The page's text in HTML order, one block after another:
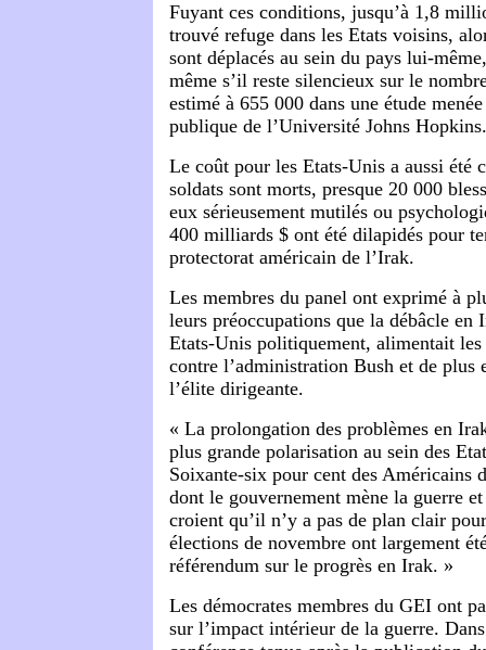
Fuyant ces conditions, jusqu’à 1,8
trouvé refuge dans les Etats voisins,
sont déplacés au sein du pays lui-
même s’il reste silencieux sur le
estimé à 655 000 dans une étude
publique de l’Université Johns Hopkins.
Le coût pour les Etats-Unis a aussi été
soldats sont morts, presque 20 000
eux sérieusement mutilés ou
400 milliards $ ont été dilapidés pour
protectorat américain de l’Irak.
Les membres du panel ont exprimé à
leurs préoccupations que la débâcle en
Etats-Unis politiquement, alimentait
contre l’administration Bush et de plus
l’élite dirigeante.
« La prolongation des problèmes en
plus grande polarisation au sein des
Soixante-six pour cent des Américains
dont le gouvernement mène la guerre
croient qu’il n’y a pas de plan clair
élections de novembre ont largement
référendum sur le progrès en Irak. »
Les démocrates membres du GEI ont
sur l’impact intérieur de la guerre.